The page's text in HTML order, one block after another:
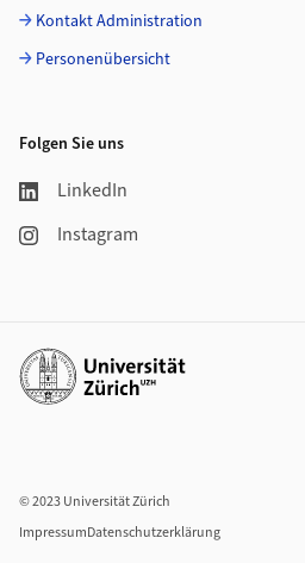
Kontakt Administration
Personenübersicht
Folgen Sie uns
LinkedIn
Instagram
Weiterführende Links
© 2023 Universität Zürich
ImpressumDatenschutzerklärung